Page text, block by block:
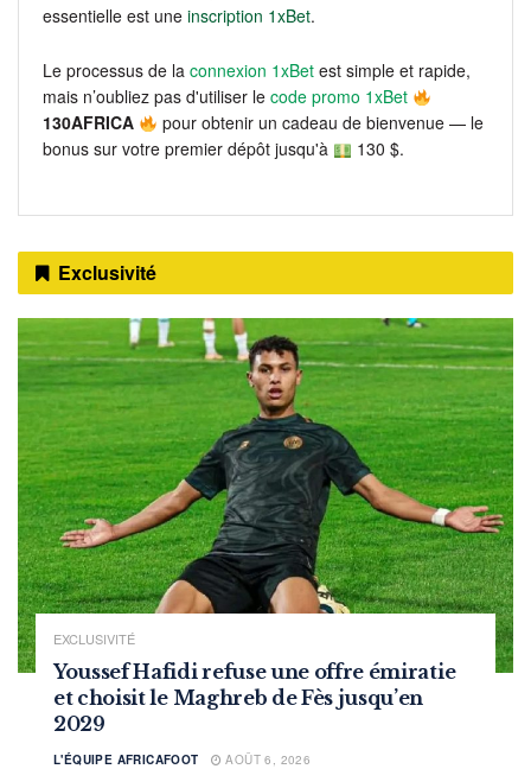
essentielle est une inscription 1xBet.
Le processus de la connexion 1xBet est simple et rapide,
mais n’oubliez pas d'utiliser le code promo 1xBet
130AFRICA
pour obtenir un cadeau de bienvenue — le
bonus sur votre premier dépôt jusqu'à
130 $.
Exclusivité
EXCLUSIVITÉ
Youssef Hafidi refuse une offre émiratie
et choisit le Maghreb de Fès jusqu’en
2029
L'ÉQUIPE AFRICAFOOT AOÛT 6, 2026